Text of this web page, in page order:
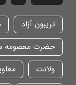
تریبون آزاد
حضرت معصومه
ولادت